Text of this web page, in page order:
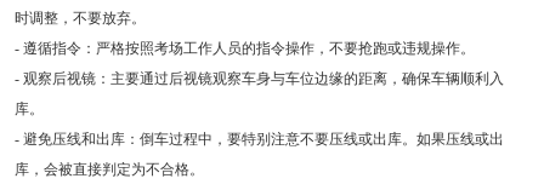
时调整，不要放弃。
- 遵循指令：严格按照考场工作人员的指令操作，不要抢跑或违规操作。
- 观察后视镜：主要通过后视镜观察车身与车位边缘的距离，确保车辆顺利入
库。
- 避免压线和出库：倒车过程中，要特别注意不要压线或出库。如果压线或出
库，会被直接判定为不合格。